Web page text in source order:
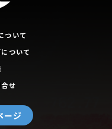
ついて
ついて
せ
ージ